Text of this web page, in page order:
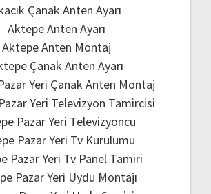
Çanak Anten Ayarı
Aktepe Anten Ayarı
Aktepe Anten Montaj
Çanak Anten Ayarı
Yeri Çanak Anten Montaj
Yeri Televizyon Tamircisi
Pazar Yeri Televizyoncu
Pazar Yeri Tv Kurulumu
Pazar Yeri Tv Panel Tamiri
Pazar Yeri Uydu Montajı